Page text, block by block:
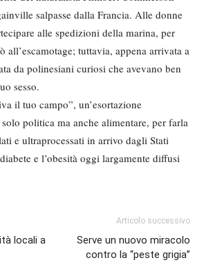
salpasse dalla Francia. Alle donne
alle spedizioni della marina, per
all’escamotage; tuttavia, appena arrivata a
da polinesiani curiosi che avevano ben
sesso.
il tuo campo”, un’esortazione
politica ma anche alimentare, per farla
e ultraprocessati in arrivo dagli Stati
e l’obesità oggi largamente diffusi
locali a
Articolo successivo
Serve un nuovo miracolo
contro la “peste grigia”